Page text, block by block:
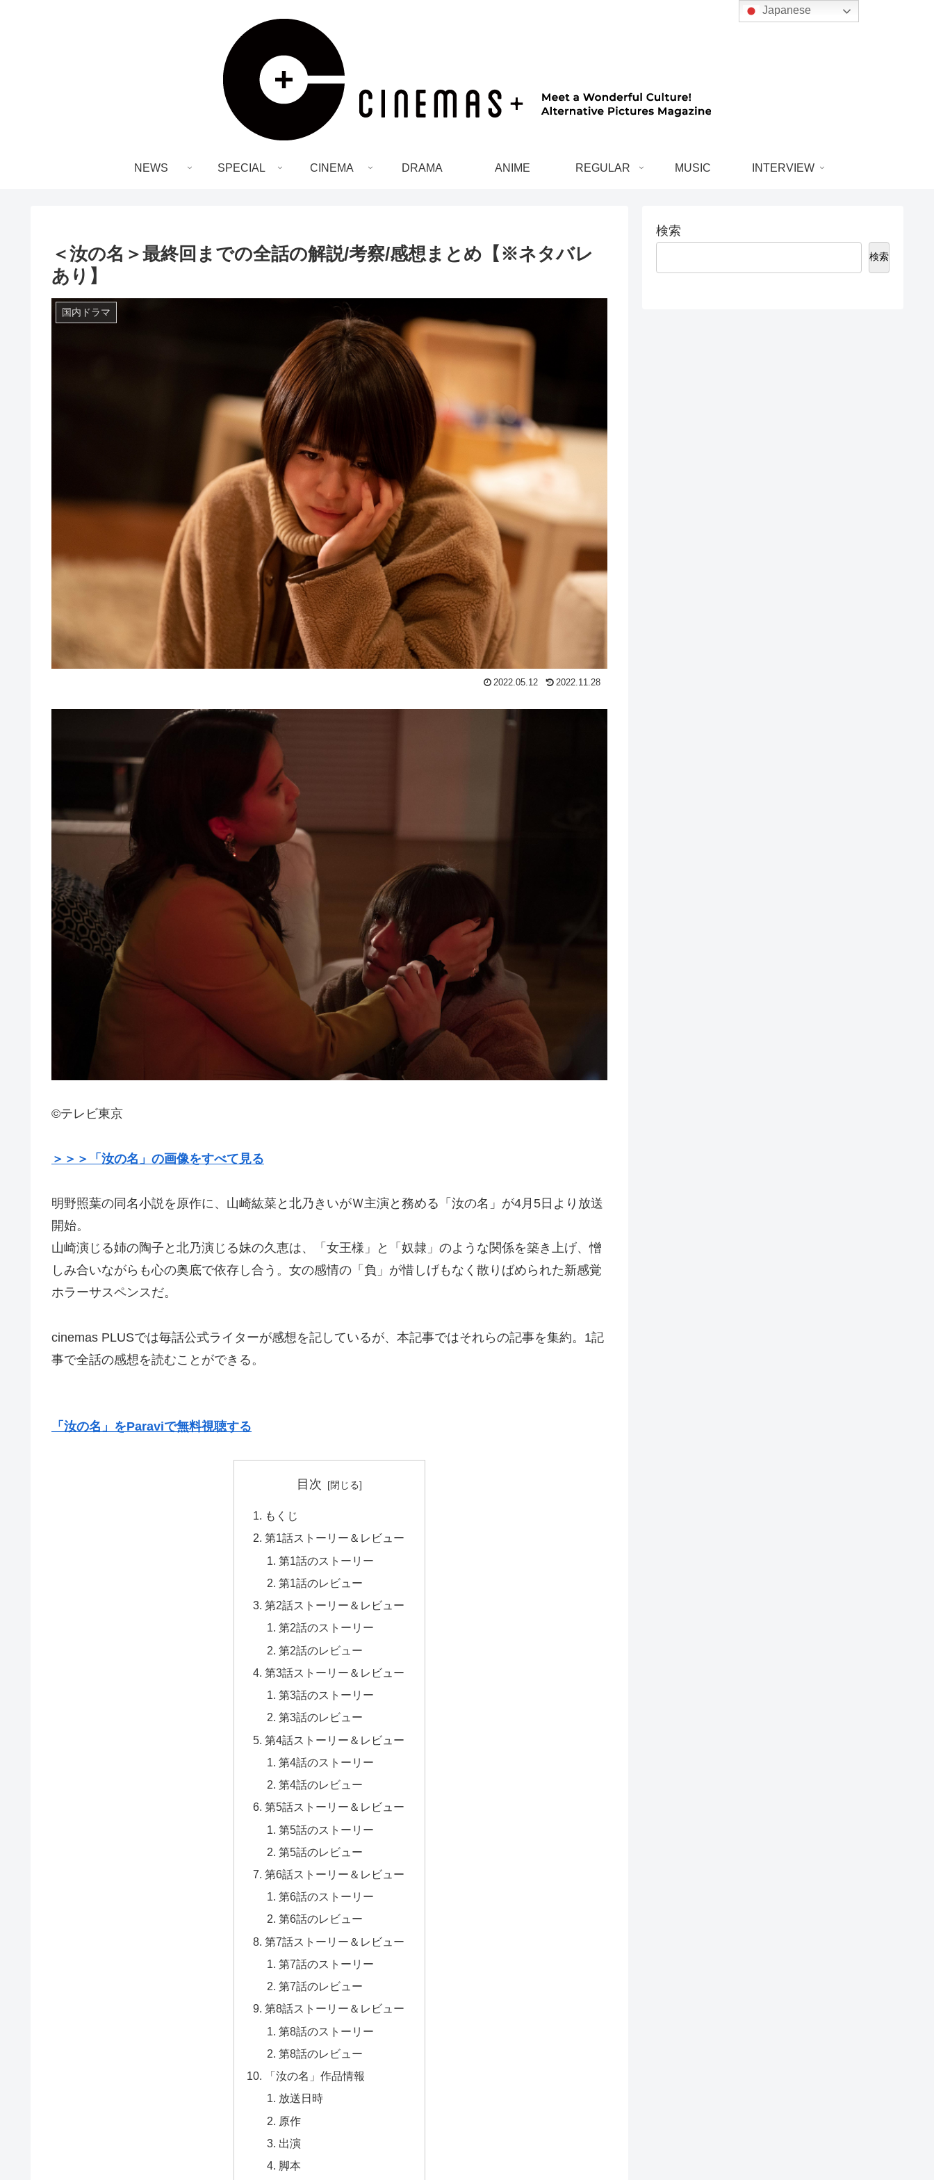
NEWS SPECIAL CINEMA DRAMA ANIME REGULAR MUSIC INTERVIEW
＜汝の名＞最終回までの全話の解説/考察/感想まとめ【※ネタバレ
あり】
国内ドラマ
2022.05.12 2022.11.28
©テレビ東京
＞＞＞「汝の名」の画像をすべて見る
明野照葉の同名小説を原作に、山崎紘菜と北乃きいがＷ主演と務める「汝の名」が4月5日より放送
開始。
山崎演じる姉の陶子と北乃演じる妹の久恵は、「女王様」と「奴隷」のような関係を築き上げ、憎
しみ合いながらも心の奥底で依存し合う。女の感情の「負」が惜しげもなく散りばめられた新感覚
ホラーサスペンスだ。
cinemas PLUSでは毎話公式ライターが感想を記しているが、本記事ではそれらの記事を集約。1記
事で全話の感想を読むことができる。
「汝の名」をParaviで無料視聴する
目次
もくじ
第1話ストーリー＆レビュー
第1話のストーリー
第1話のレビュー
第2話ストーリー＆レビュー
第2話のストーリー
第2話のレビュー
第3話ストーリー＆レビュー
第3話のストーリー
第3話のレビュー
第4話ストーリー＆レビュー
第4話のストーリー
第4話のレビュー
第5話ストーリー＆レビュー
第5話のストーリー
第5話のレビュー
第6話ストーリー＆レビュー
第6話のストーリー
第6話のレビュー
第7話ストーリー＆レビュー
第7話のストーリー
第7話のレビュー
第8話ストーリー＆レビュー
第8話のストーリー
第8話のレビュー
「汝の名」作品情報
放送日時
原作
出演
脚本
検索
検索
Japanese